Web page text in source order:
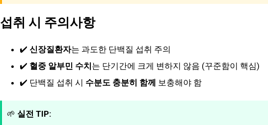
섭취 시 주의사항
✔️ 신장질환자는 과도한 단백질 섭취 주의
✔️ 혈중 알부민 수치 는 단기간에 크게 변하지 않음 (꾸준함이 핵심)
✔️ 단백질 섭취 시 수분도 충분히 함께 보충해야 함
🌱 실전 TIP: